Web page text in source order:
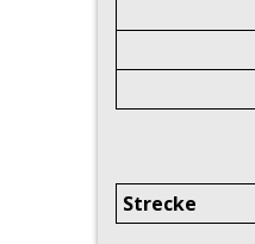
Strecke